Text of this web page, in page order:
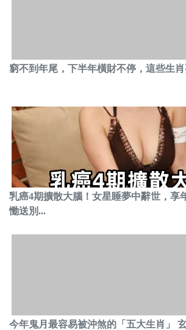
窮不到年尾，下半年橫財不停，這些生肖
乳癌4期擴散大腦！女星睡夢中辭世，享
慟送別...
今年鬼月最容易被沖煞的「五大生肖」